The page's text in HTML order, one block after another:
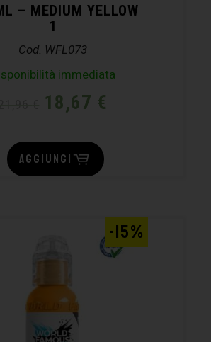
– MEDIUM YELLOW
1
Cod. WFL073
immediata
18,67 €
AGGIUNGI
-15%